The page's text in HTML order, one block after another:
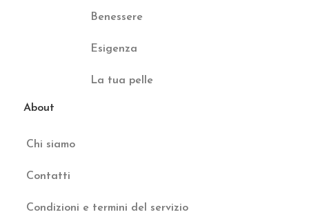
Benessere
Esigenza
La tua pelle
About
Chi siamo
Contatti
Condizioni e termini del servizio